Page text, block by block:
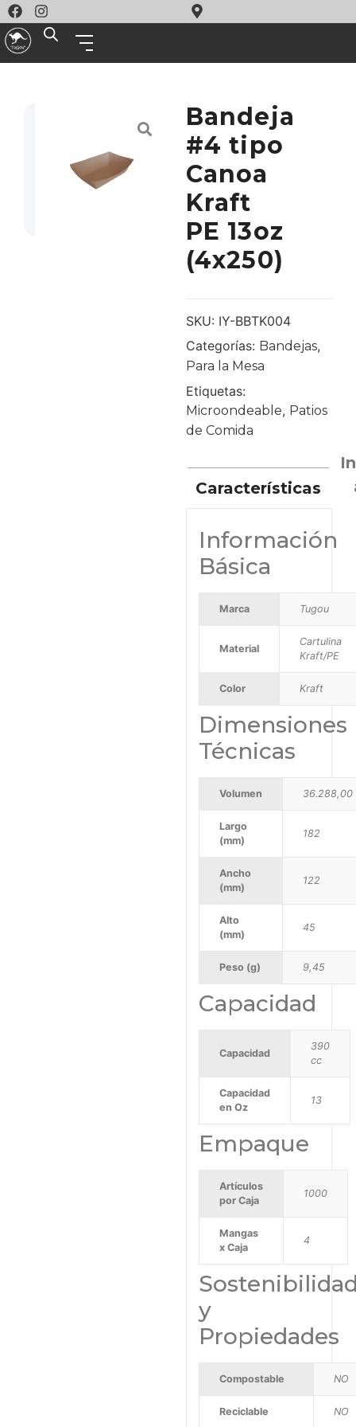
Bandeja
#4 tipo
Canoa
Kraft
PE 13oz
(4x250)
SKU: IY-BBTK004
Categorías: Bandejas,
Para la Mesa
Etiquetas:
Microondeable, Patios
de Comida
Características
Información
Básica
Marca Tugou
Material
Cartulina
Kraft/PE
Color Kraft
Dimensiones
Técnicas
Volumen 36.288,00
Largo
(mm)
182
Ancho
(mm)
122
Alto
(mm)
45
Peso (g) 9,45
Capacidad
Capacidad
390
cc
Capacidad
en Oz
13
Empaque
Artículos
por Caja
1000
Mangas
x Caja
4
y
Propiedades
Compostable NO
Reciclable NO